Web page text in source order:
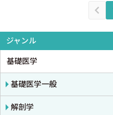
ジャンル
基礎医学
基礎医学一般
解剖学